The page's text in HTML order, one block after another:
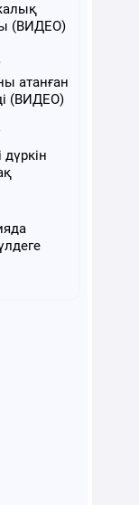
(ВИДЕО)
атанған
(ВИДЕО)